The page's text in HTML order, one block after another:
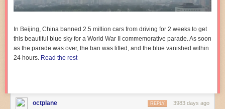
In Beijing, China banned 2.5 million cars from driving for 2 weeks to get
this beautiful blue sky for a World War II commemorative parade. As soon
as the parade was over, the ban was lifted, and the blue vanished within
24 hours. Read the rest
octplane 3983 days ago
REPLY